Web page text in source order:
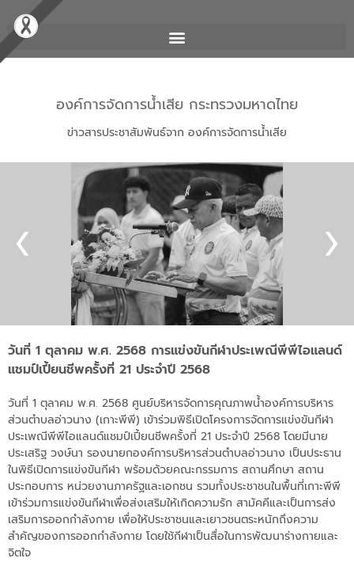
องค์การจัดการน้ำเสีย กระทรวงมหาดไทย
ข่าวสารประชาสัมพันธ์จาก องค์การจัดการน้ำเสีย
วันที่ 1 ตุลาคม พ.ศ. 2568 การแข่งขันกีฬาประเพณีพีพีไอแลนด์
แชมป์เปี้ยนชีพครั้งที่ 21 ประจำปี 2568
วันที่ 1 ตุลาคม พ.ศ. 2568 ศูนย์บริหารจัดการคุณภาพน้ำองค์การบริหาร
ส่วนตำบลอ่าวนาง (เกาะพีพี) เข้าร่วมพิธีเปิดโครงการจัดการแข่งขันกีฬา
ประเพณีพีพีไอแลนด์แชมป์เปี้ยนชีพครั้งที่ 21 ประจำปี 2568 โดยมีนาย
ประเสริฐ วงษ์นา รองนายกองค์การบริหารส่วนตำบลอ่าวนาง เป็นประธาน
ในพิธีเปิดการแข่งขันกีฬา พร้อมด้วยคณะกรรมการ สถานศึกษา สถาน
ประกอบการ หน่วยงานภาครัฐและเอกชน รวมทั้งประชาชนในพื้นที่เกาะพีพี
เข้าร่วมการแข่งขันกีฬาเพื่อส่งเสริมให้เกิดความรัก สามัคคีและเป็นการส่ง
เสริมการออกกำลังกาย เพื่อให้ประชาชนและเยาวชนตระหนักถึงความ
สำคัญของการออกกำลังกาย โดยใช้กีฬาเป็นสื่อในการพัฒนาร่างกายและ
จิตใจ